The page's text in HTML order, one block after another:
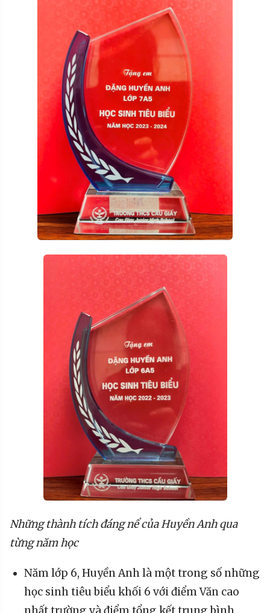
Những thành tích đáng nể của Huyền Anh qua
từng năm học
Năm lớp 6, Huyền Anh là một trong số những
học sinh tiêu biểu khối 6 với điểm Văn cao